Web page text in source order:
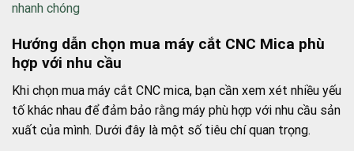
nhanh chóng
Hướng dẫn chọn mua máy cắt CNC Mica phù
hợp với nhu cầu
Khi chọn mua máy cắt CNC mica, bạn cần xem xét nhiều yếu
tố khác nhau để đảm bảo rằng máy phù hợp với nhu cầu sản
xuất của mình. Dưới đây là một số tiêu chí quan trọng.